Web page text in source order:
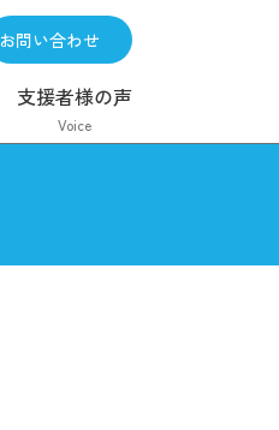
お問い合わせ
支援者様の声
Voice